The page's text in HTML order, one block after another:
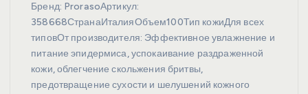
Бренд: ProrasoАртикул:
358668СтранаИталияОбъем100Тип кожиДля всех
типовОт производителя: Эффективное увлажнение и
питание эпидермиса, успокаивание раздраженной
кожи, облегчение скольжения бритвы,
предотвращение сухости и шелушений кожного